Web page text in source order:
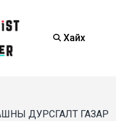
Хайх
ДУРСГАЛТ ГАЗАР